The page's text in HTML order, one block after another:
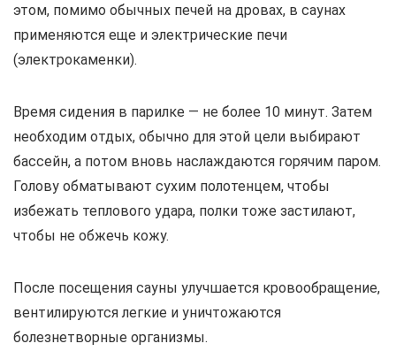
этом, помимо обычных печей на дровах, в саунах
применяются еще и электрические печи
(электрокаменки).
Время сидения в парилке — не более 10 минут. Затем
необходим отдых, обычно для этой цели выбирают
бассейн, а потом вновь наслаждаются горячим паром.
Голову обматывают сухим полотенцем, чтобы
избежать теплового удара, полки тоже застилают,
чтобы не обжечь кожу.
После посещения сауны улучшается кровообращение,
вентилируются легкие и уничтожаются
болезнетворные организмы.